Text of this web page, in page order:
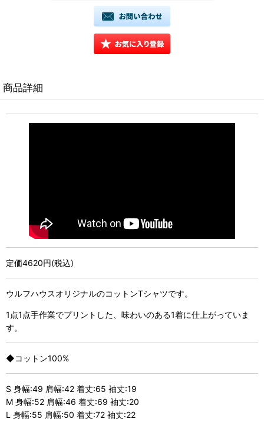
商品詳細
定価4620円(税込)
ウルフハウスオリジナルのコットンTシャツです。
1点1点手作業でプリントした、味わいのある1着に仕上がっていま
す。
◆コットン100%
S 身幅:49 肩幅:42 着丈:65 袖丈:19
M 身幅:52 肩幅:46 着丈:69 袖丈:20
L 身幅:55 肩幅:50 着丈:72 袖丈:22